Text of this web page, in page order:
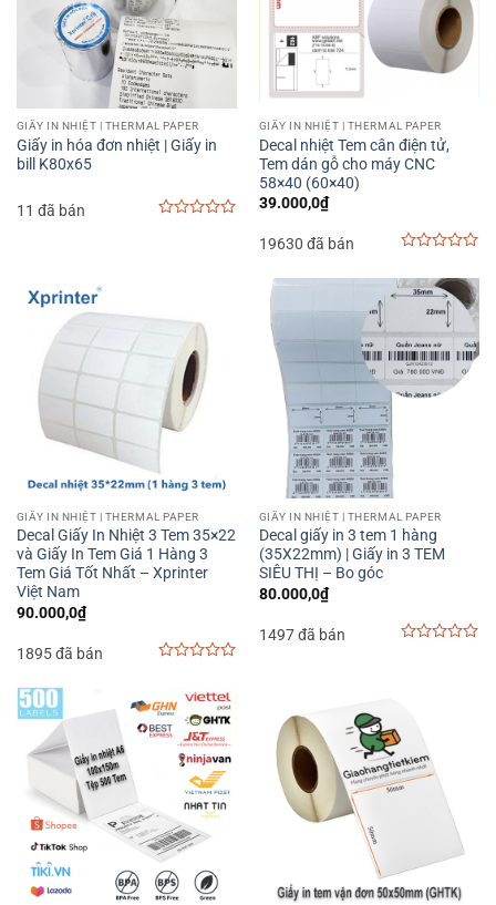
GIẤY IN NHIỆT | THERMAL PAPER
Giấy in hóa đơn nhiệt | Giấy in
bill K80x65
11 đã bán
GIẤY IN NHIỆT | THERMAL PAPER
Decal nhiệt Tem cân điện tử,
Tem dán gỗ cho máy CNC
58×40 (60×40)
39.000,0₫
19630 đã bán
out
of
GIẤY IN NHIỆT | THERMAL PAPER
Decal Giấy In Nhiệt 3 Tem 35×22
và Giấy In Tem Giá 1 Hàng 3
Tem Giá Tốt Nhất – Xprinter
Việt Nam
90.000,0₫
1895 đã bán
of
5
GIẤY IN NHIỆT | THERMAL PAPER
Decal giấy in 3 tem 1 hàng
(35X22mm) | Giấy in 3 TEM
SIÊU THỊ – Bo góc
80.000,0₫
1497 đã bán